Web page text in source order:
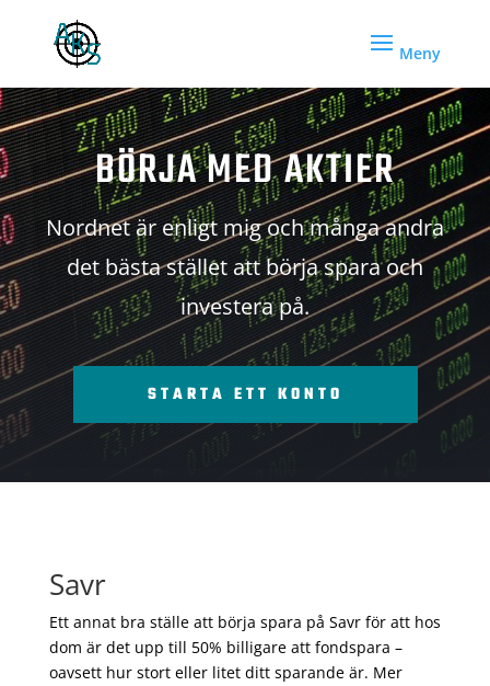
BÖRJA MED AKTIER
Nordnet är enligt mig och många andra
det bästa stället att börja spara och
investera på.
STARTA ETT KONTO
Savr
Ett annat bra ställe att börja spara på Savr för att hos
dom är det upp till 50% billigare att fondspara –
oavsett hur stort eller litet ditt sparande är. Mer